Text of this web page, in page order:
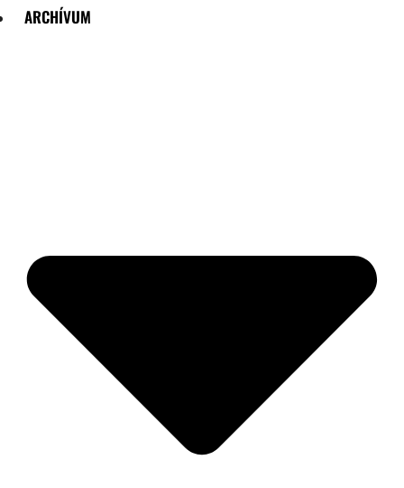
ARCHÍVUM